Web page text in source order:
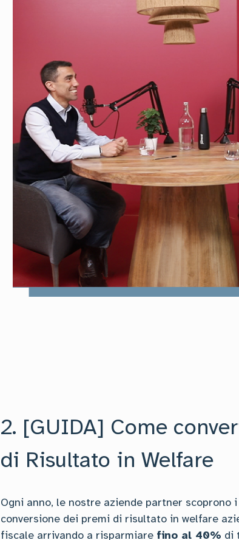
2. [GUIDA] Come
di Risultato in Welfare
Ogni anno, le nostre aziende partner scoprono
conversione dei premi di risultato in welfare
fiscale arrivando a risparmiare fino al 40% di